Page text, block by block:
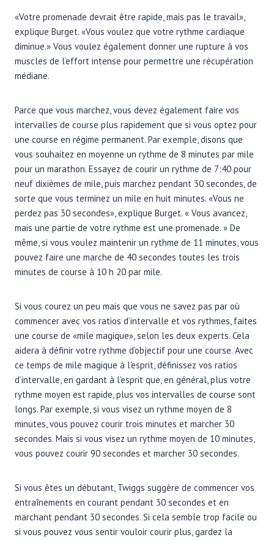
«Votre promenade devrait être rapide, mais pas le travail»,
explique Burget. «Vous voulez que votre rythme cardiaque
diminue.» Vous voulez également donner une rupture à vos
muscles de l’effort intense pour permettre une récupération
médiane.
Parce que vous marchez, vous devez également faire vos
intervalles de course plus rapidement que si vous optez pour
une course en régime permanent. Par exemple, disons que
vous souhaitez en moyenne un rythme de 8 minutes par mile
pour un marathon. Essayez de courir un rythme de 7:40 pour
neuf dixièmes de mile, puis marchez pendant 30 secondes, de
sorte que vous terminez un mile en huit minutes. «Vous ne
perdez pas 30 secondes», explique Burget. « Vous avancez,
mais une partie de votre rythme est une promenade. » De
même, si vous voulez maintenir un rythme de 11 minutes, vous
pouvez faire une marche de 40 secondes toutes les trois
minutes de course à 10 h 20 par mile.
Si vous courez un peu mais que vous ne savez pas par où
commencer avec vos ratios d’intervalle et vos rythmes, faites
une course de «mile magique», selon les deux experts. Cela
aidera à définir votre rythme d’objectif pour une course. Avec
ce temps de mile magique à l’esprit, définissez vos ratios
d’intervalle, en gardant à l’esprit que, en général, plus votre
rythme moyen est rapide, plus vos intervalles de course sont
longs. Par exemple, si vous visez un rythme moyen de 8
minutes, vous pouvez courir trois minutes et marcher 30
secondes. Mais si vous visez un rythme moyen de 10 minutes,
vous pouvez courir 90 secondes et marcher 30 secondes.
Si vous êtes un débutant, Twiggs suggère de commencer vos
entraînements en courant pendant 30 secondes et en
marchant pendant 30 secondes. Si cela semble trop facile ou
si vous pouvez vous sentir vouloir courir plus, gardez la